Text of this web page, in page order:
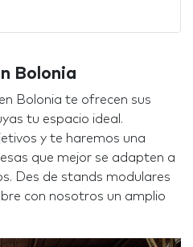
Bolonia
Bolonia te ofrecen sus
tu espacio ideal.
y te haremos una
que mejor se adapten a
Des de stands modulares
con nosotros un amplio